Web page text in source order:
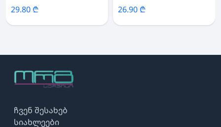
29.80 ₾ 26.90 ₾
ჩვენ შესახებ
სიახლეები